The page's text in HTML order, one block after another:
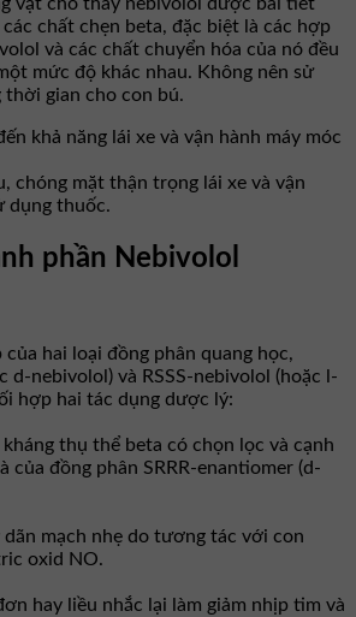
vật cho thấy nebivolol được bài tiết
chất chẹn beta, đặc biệt là các hợp
và các chất chuyển hóa của nó đều
mức độ khác nhau. Không nên sử
gian cho con bú.
khả năng lái xe và vận hành máy móc
chóng mặt thận trọng lái xe và vận
dụng thuốc.
phần Nebivolol
hai loại đồng phân quang học,
d-nebivolol) và RSSS-nebivolol (hoặc l-
hợp hai tác dụng dược lý:
thụ thể beta có chọn lọc và cạnh
của đồng phân SRRR-enantiomer (d-
mạch nhẹ do tương tác với con
oxid NO.
hay liều nhắc lại làm giảm nhịp tim và